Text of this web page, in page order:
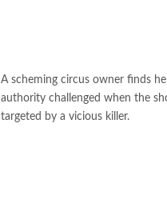
A scheming circus owner finds
authority challenged when the
targeted by a vicious killer.